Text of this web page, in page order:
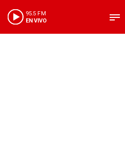
95.5 FM
EN VIVO